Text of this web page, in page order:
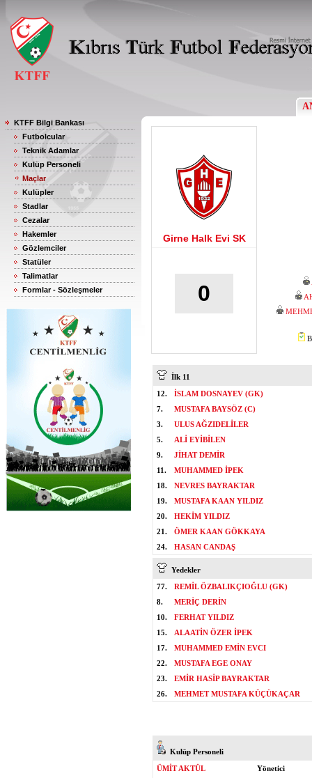
KTFF Bilgi Bankası
Futbolcular
Teknik Adamlar
Kulüp Personeli
Maçlar
Kulüpler
Stadlar
Cezalar
Hakemler
Gözlemciler
Statüler
Talimatlar
Formlar - Sözleşmeler
Girne Halk Evi SK
0
İlk 11
12.
İSLAM DOSNAYEV (GK)
7.
MUSTAFA BAYSÖZ (C)
3.
ULUS AĞZIDELİLER
5.
ALİ EYİBİLEN
9.
JİHAT DEMİR
11.
MUHAMMED İPEK
18.
NEVRES BAYRAKTAR
19.
MUSTAFA KAAN YILDIZ
20.
HEKİM YILDIZ
21.
ÖMER KAAN GÖKKAYA
24.
HASAN CANDAŞ
Yedekler
77.
REMİL ÖZBALIKÇIOĞLU (GK)
8.
MERİÇ DERİN
10.
FERHAT YILDIZ
15.
ALAATİN ÖZER İPEK
17.
MUHAMMED EMİN EVCI
22.
MUSTAFA EGE ONAY
23.
EMİR HASİP BAYRAKTAR
26.
MEHMET MUSTAFA KÜÇÜKAÇAR
Kulüp Personeli
ÜMİT AKTÜL
Yönetici